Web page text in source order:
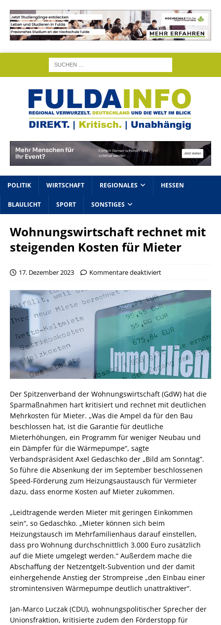
POLITIK WIRTSCHAFT REGIONALES HESSEN
BLAULICHT SPORT SONSTIGES
Wohnungswirtschaft rechnet mit
steigenden Kosten für Mieter
17. Dezember 2023 Kommentare deaktiviert
Der Spitzenverband der Wohnungswirtschaft (GdW) hat die
Sparmaßnahmen hart kritisiert und rechnet mit deutlichen
Mehrkosten für Mieter. „Was die Ampel da für den Bau
beschlossen hat, ist die Garantie für deutliche
Mieterhöhungen, ein Programm für weniger Neubau und
ein Dämpfer für die Wärmepumpe“, sagte
Verbandspräsident Axel Gedaschko der „Bild am Sonntag“.
So führe die Absenkung der im September beschlossenen
Speed-Förderung zum Heizungsaustausch für Vermieter
dazu, dass enorme Kosten auf Mieter zukommen.
„Leidtragende werden Mieter mit geringen Einkommen
sein“, so Gedaschko. „Mieter können sich beim
Heizungstausch im Mehrfamilienhaus darauf einstellen,
dass pro Wohnung durchschnittlich 3.000 Euro zusätzlich
auf die Miete umgelegt werden.“ Außerdem mache die
Abschaffung der Netzentgelt-Subvention und der damit
einhergehende Anstieg der Strompreise „den Einbau einer
stromintensiven Wärmepumpe deutlich unattraktiver“.
Jan-Marco Luczak (CDU), wohnungspolitischer Sprecher der
Unionsfraktion, kritisierte zudem den Förderstopp für